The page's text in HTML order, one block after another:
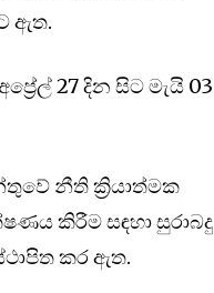
ඇත.
27 දින සිට මැයි 03
නීති ක්‍රියාත්මක
කිරීම සඳහා සුරාබදු
කර ඇත.